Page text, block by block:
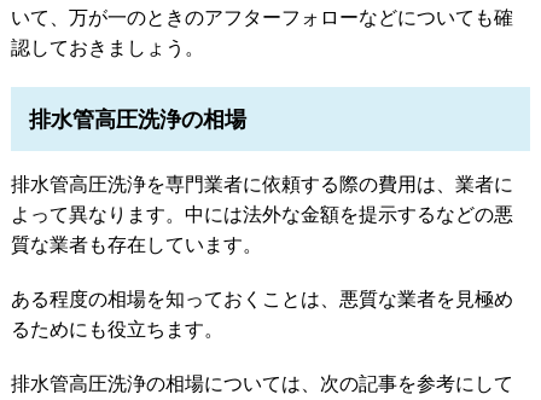
いて、万が一のときのアフターフォローなどについても確
認しておきましょう。
排水管高圧洗浄の相場
排水管高圧洗浄を専門業者に依頼する際の費用は、業者に
よって異なります。中には法外な金額を提示するなどの悪
質な業者も存在しています。
ある程度の相場を知っておくことは、悪質な業者を見極め
るためにも役立ちます。
排水管高圧洗浄の相場については、次の記事を参考にして